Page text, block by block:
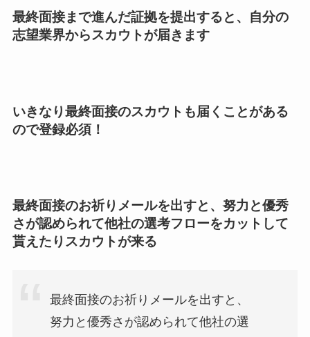
最終面接まで進んだ証拠を提出すると、自分の
志望業界からスカウトが届きます
いきなり最終面接のスカウトも届くことがある
ので登録必須！
最終面接のお祈りメールを出すと、努力と優秀
さが認められて他社の選考フローをカットして
貰えたりスカウトが来る
最終面接のお祈りメールを出すと、
努力と優秀さが認められて他社の選